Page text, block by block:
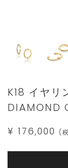
Details
https://
jewelry.com/
K18 イヤリ
DIAMOND
¥ 176,000
(
Product